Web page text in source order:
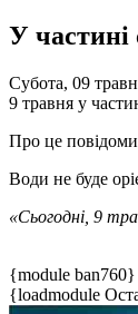
У частині
Субота, 09
9 травня у
Про це
Води не буде
«Сьогодні, 9
{module ban760}
{loadmodule